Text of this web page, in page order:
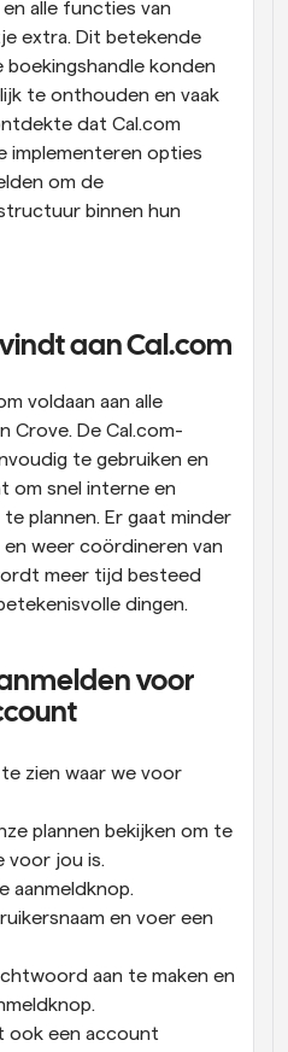
alle functies van
extra. Dit betekende
konden
te onthouden en vaak
dat Cal.com
implementeren opties
om de
binnen hun
aan Cal.com
voldaan aan alle
Crove. De Cal.com-
te gebruiken en
om snel interne en
plannen. Er gaat minder
weer coördineren van
meer tijd besteed
dingen.
voor
zien waar we voor
plannen bekijken om te
voor jou is.
aanmeldknop.
en voer een
aan te maken en
ook een account